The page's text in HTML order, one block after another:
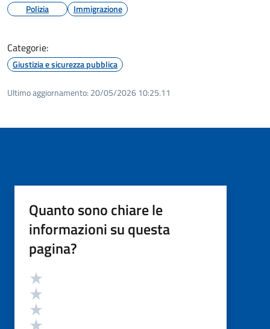
Polizia Immigrazione
Categorie:
Giustizia e sicurezza pubblica
Ultimo aggiornamento: 20/05/2026 10:25.11
Quanto sono chiare le
informazioni su questa
pagina?
Valutazione